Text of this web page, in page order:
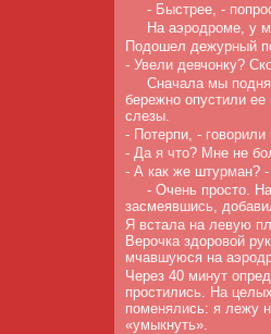
- Быстрее, -
На аэродроме, у
Подошел дежурный
- Увели девчонку?
Сначала мы
бережно опустили ее
слезы.
- Потерпи, - говорили
- Да я что? Мне не
- А как же штурман?
- Очень просто.
засмеявшись,
Я встала на левую
Верочка здоровой
мчавшуюся на
Через 40 минут
простились. На
поме­нялись: я лежу
«умыкнуть».